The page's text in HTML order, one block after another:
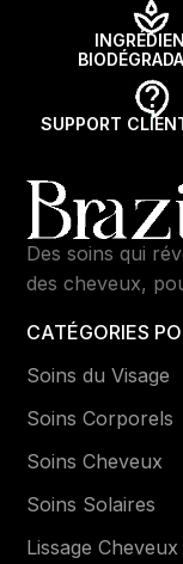
SUPPORT
Des soins qui
des cheveux,
CATÉGORIES
Soins du Visage
Soins Corporels
Soins Cheveux
Soins Solaires
Lissage Cheveux